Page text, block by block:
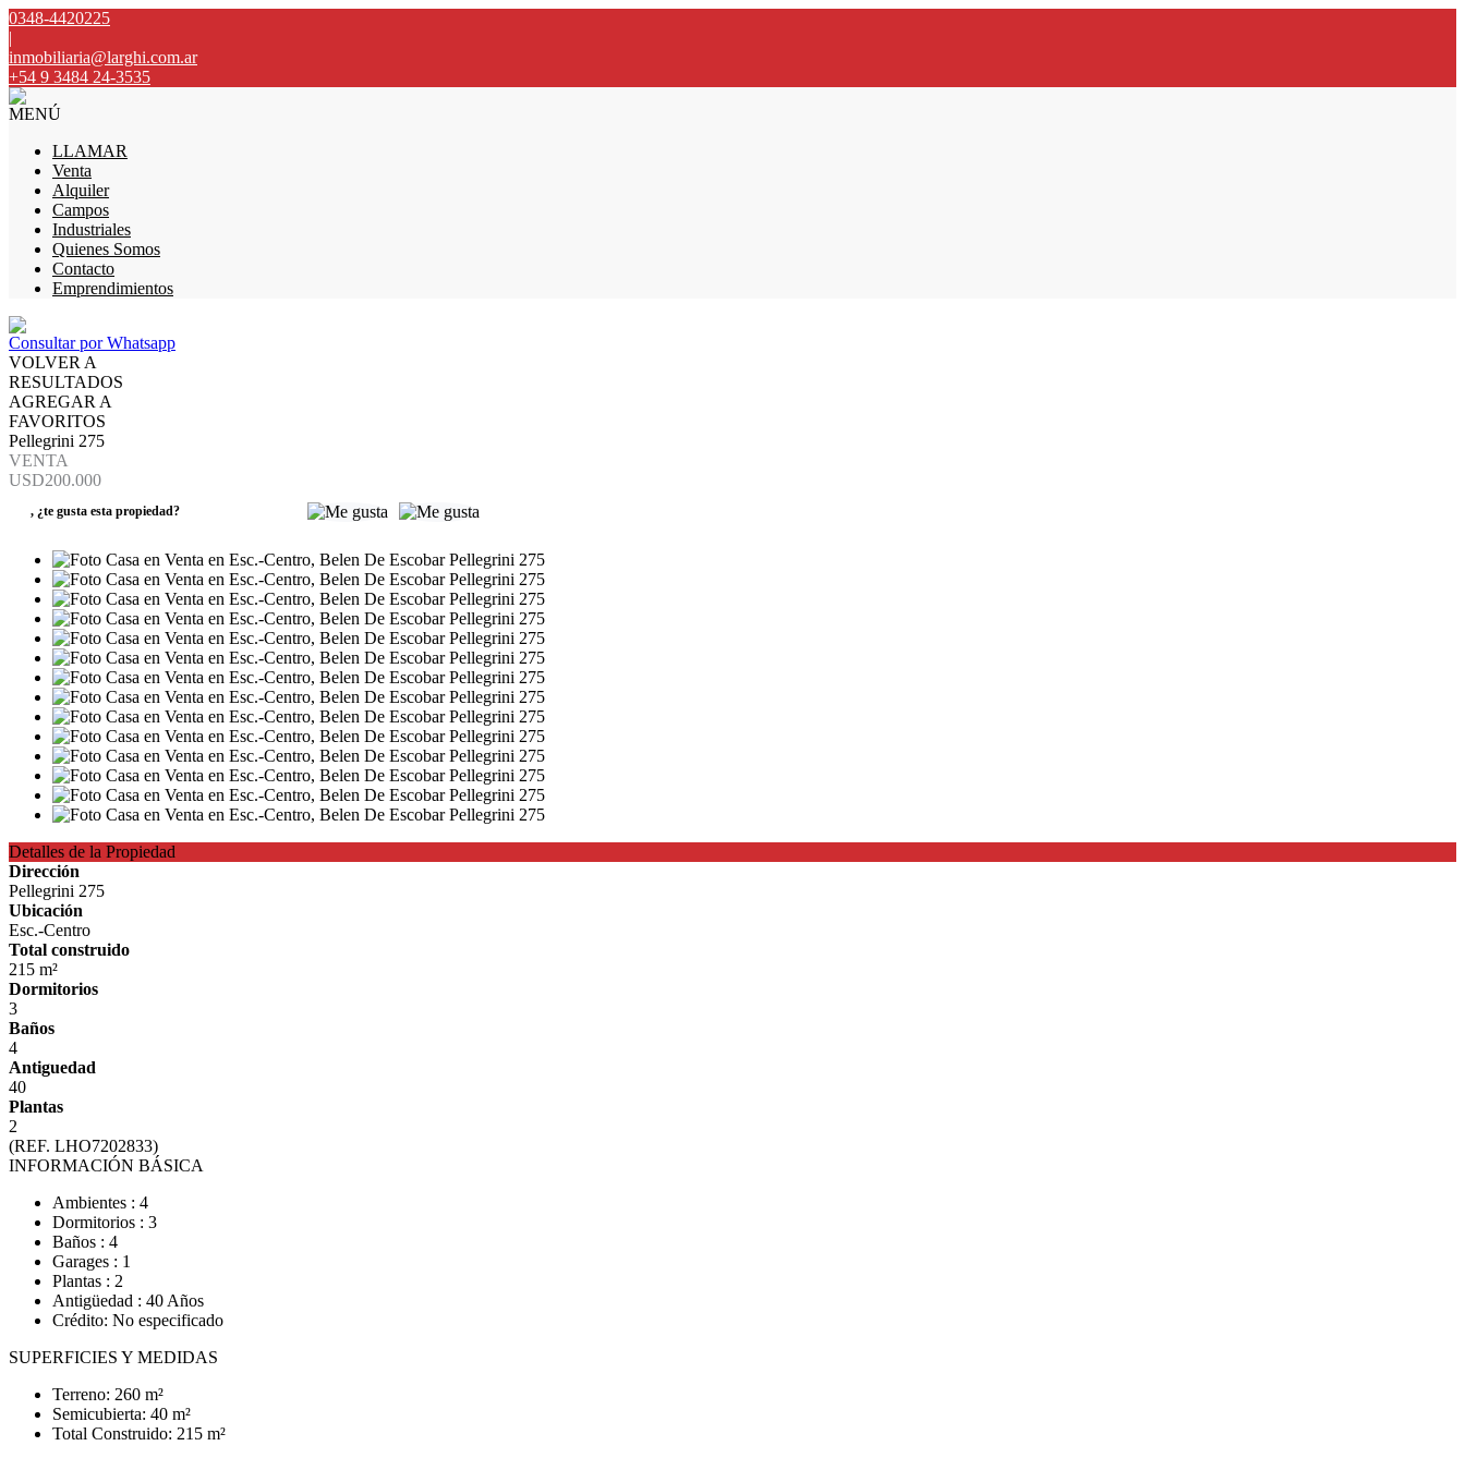
0348-4420225
|
inmobiliaria@larghi.com.ar
+54 9 3484 24-3535
MENÚ
LLAMAR
Venta
Alquiler
Campos
Industriales
Quienes Somos
Contacto
Emprendimientos
Consultar por Whatsapp
VOLVER A
RESULTADOS
AGREGAR A
FAVORITOS
Pellegrini 275
VENTA
USD200.000
, ¿te gusta esta propiedad?
Detalles de la Propiedad
Dirección
Pellegrini 275
Ubicación
Esc.-Centro
Total construido
215 m²
Dormitorios
3
Baños
4
Antiguedad
40
Plantas
2
(REF. LHO7202833)
INFORMACIÓN BÁSICA
Ambientes : 4
Dormitorios : 3
Baños : 4
Garages : 1
Plantas : 2
Antigüedad : 40 Años
Crédito: No especificado
SUPERFICIES Y MEDIDAS
Terreno: 260 m²
Semicubierta: 40 m²
Total Construido: 215 m²